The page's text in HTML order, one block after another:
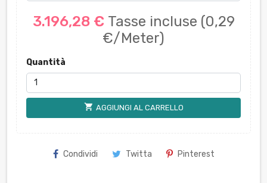
3.196,28 € Tasse incluse (0,29
€/Meter)
Quantità
shopping_cart AGGIUNGI AL CARRELLO
Condividi Twitta Pinterest